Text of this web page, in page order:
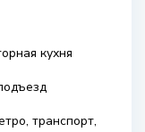
кухня
транспорт,